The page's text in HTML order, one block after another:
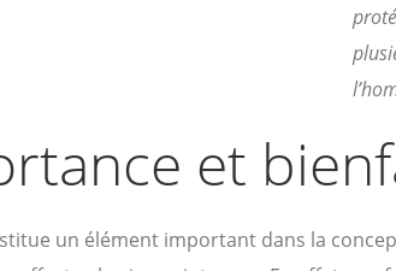
et
un élément important dans la